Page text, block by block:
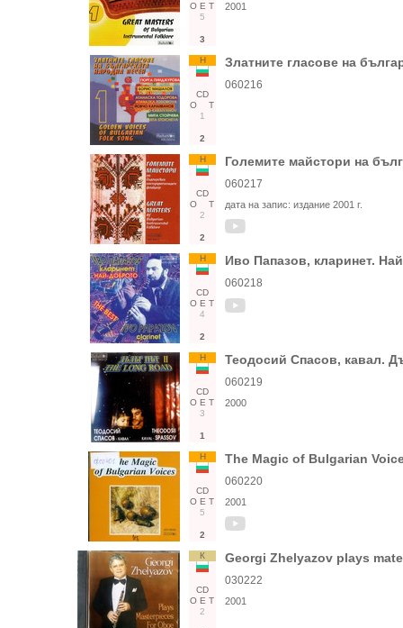
О Е Т
5
3
2001
Н
CD
О
Т
1
2
Златните гласове на
060216
Н
CD
О
Т
2
2
Големите майстори на
060217
дата на запис: издание 2001 г.
Н
CD
О Е Т
4
2
Иво Папазов, кларинет.
060218
Н
CD
О Е Т
3
1
Теодосий Спасов, кавал.
060219
2000
Н
CD
О Е Т
5
2
The Magic of Bulgarian
060220
2001
К
CD
О Е Т
2
Georgi Zhelyazov plays
030222
2001